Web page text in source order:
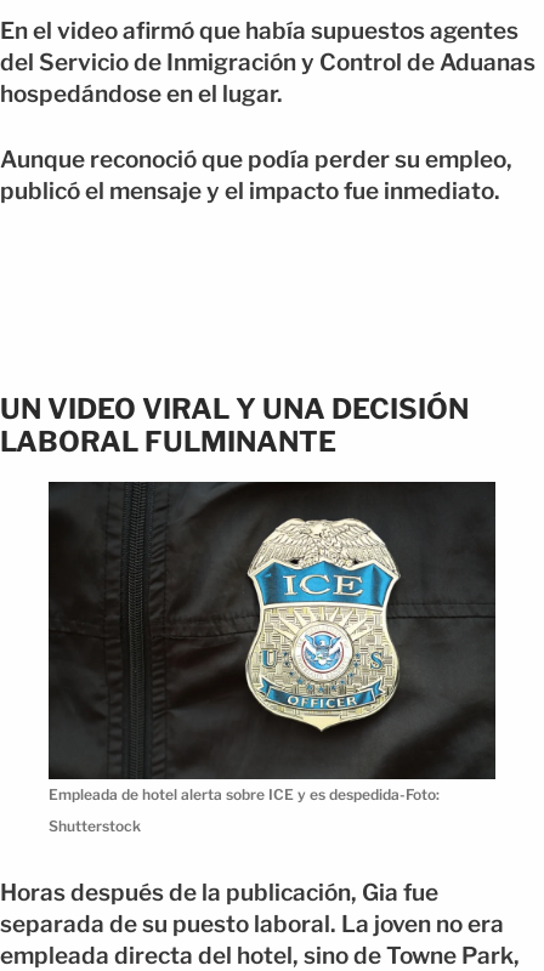
En el video afirmó que había supuestos agentes
del Servicio de Inmigración y Control de Aduanas
hospedándose en el lugar.
Aunque reconoció que podía perder su empleo,
publicó el mensaje y el impacto fue inmediato.
UN VIDEO VIRAL Y UNA DECISIÓN
LABORAL FULMINANTE
Empleada de hotel alerta sobre ICE y es despedida-Foto:
Shutterstock
Horas después de la publicación, Gia fue
separada de su puesto laboral. La joven no era
empleada directa del hotel, sino de Towne Park,